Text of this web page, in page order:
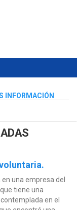
INFORMACIÓN
una empresa del
tiene una
en el